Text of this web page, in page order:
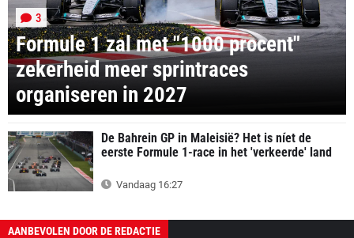
Formule 1 zal met "1000 procent"
zekerheid meer sprintraces
organiseren in 2027
3
De Bahrein GP in Maleisië? Het is níet de
eerste Formule 1-race in het 'verkeerde' land
Vandaag 16:27
AANBEVOLEN DOOR DE REDACTIE